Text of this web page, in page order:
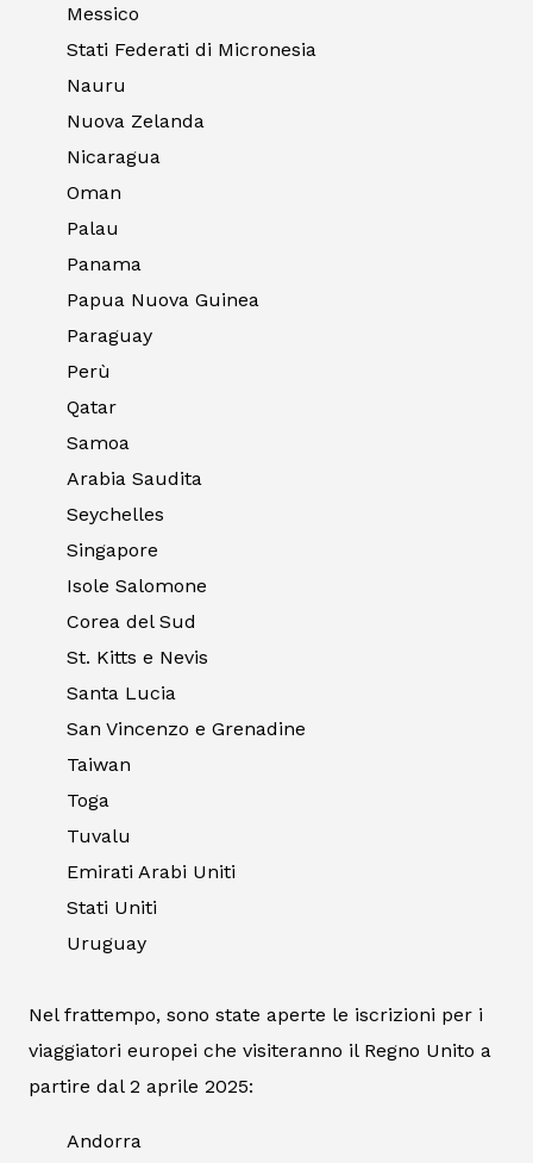
Messico
Stati Federati di Micronesia
Nauru
Nuova Zelanda
Nicaragua
Oman
Palau
Panama
Papua Nuova Guinea
Paraguay
Perù
Qatar
Samoa
Arabia Saudita
Seychelles
Singapore
Isole Salomone
Corea del Sud
St. Kitts e Nevis
Santa Lucia
San Vincenzo e Grenadine
Taiwan
Toga
Tuvalu
Emirati Arabi Uniti
Stati Uniti
Uruguay
Nel frattempo, sono state aperte le iscrizioni per i
viaggiatori europei che visiteranno il Regno Unito a
partire dal 2 aprile 2025:
Andorra